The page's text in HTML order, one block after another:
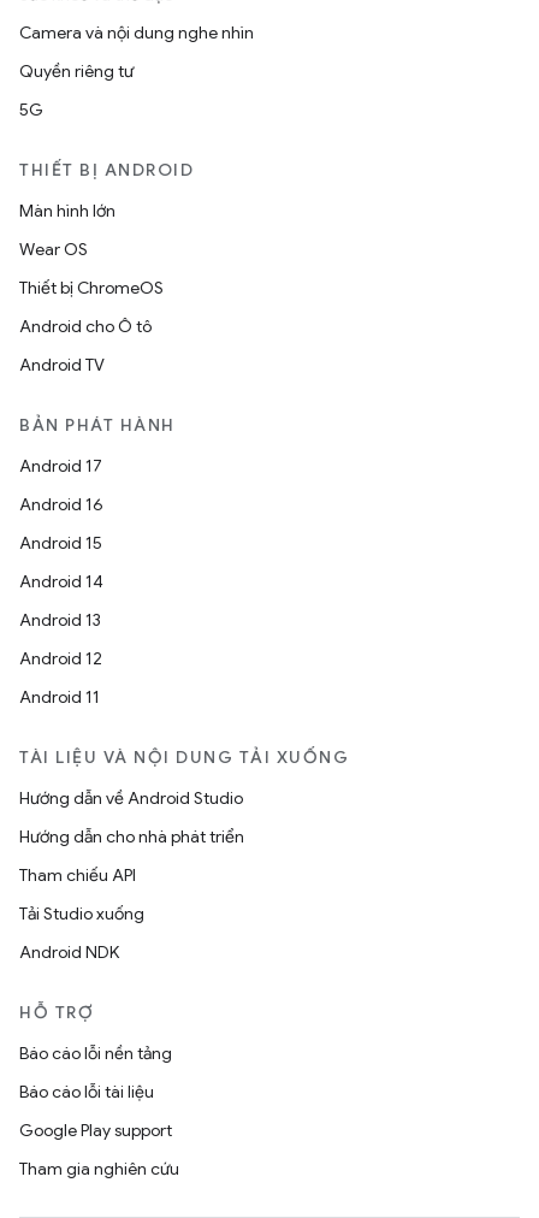
Camera và nội dung nghe nhìn
Quyền riêng tư
5G
THIẾT BỊ ANDROID
Màn hình lớn
Wear OS
Thiết bị ChromeOS
Android cho Ô tô
Android TV
BẢN PHÁT HÀNH
Android 17
Android 16
Android 15
Android 14
Android 13
Android 12
Android 11
TÀI LIỆU VÀ NỘI DUNG TẢI XUỐNG
Hướng dẫn về Android Studio
Hướng dẫn cho nhà phát triển
Tham chiếu API
Tải Studio xuống
Android NDK
HỖ TRỢ
Báo cáo lỗi nền tảng
Báo cáo lỗi tài liệu
Google Play support
Tham gia nghiên cứu